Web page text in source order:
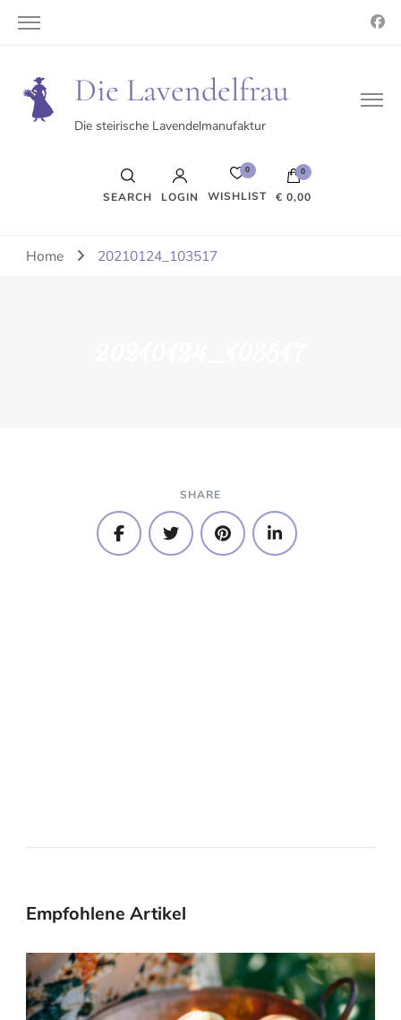
Die Lavendelfrau
Die steirische Lavendelmanufaktur
SEARCH LOGIN
0
WISHLIST
0
€ 0,00
Es befinden sich keine Produkte im Warenkorb.
Home 20210124_103517
SHARE
Empfohlene Artikel